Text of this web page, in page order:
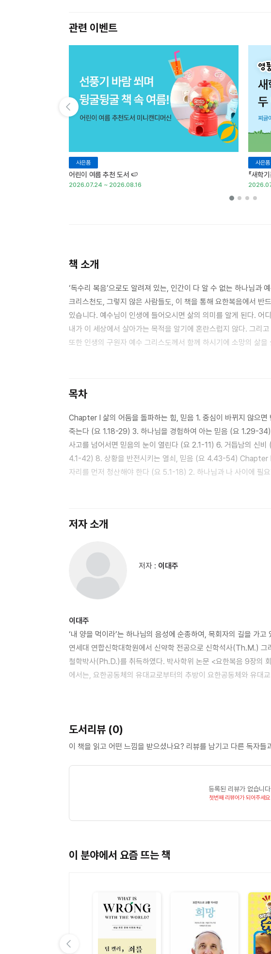
관련 이벤트
사은품
어린이 여름 추천 도서 🍉
2026.07.24 ~ 2026.08.16
사은품
『새학
책 소개
‘독수리 복음’으로도 알려져 있는, 인간이 다 알 수 없는 하나님과
크리스천도, 그렇지 않은 사람들도, 이 책을 통해 요한복음에서 반
있습니다. 예수님이 인생에 들어오시면 삶의 의미를 알게 된다. 어디로부터 왔다가 어디로 가야 할지를 알게 된다.
내가 이 세상에서 살아가는 목적을 알기에 혼란스럽지 않다. 그리
또한 인생의 구원자 예수 그리스도께서 함께 하시기에 소망의 삶
가지고 사는 것에 대하여, 누군가는 현실 도피라고 비난할 수 있
목차
Chapter Ⅰ 삶의 어둠을 돌파하는 힘, 믿음 1. 중심이 바뀌지 않으
죽는다 (요 1.18-29) 3. 하나님을 경험하여 아는 믿음 (요 1.29-
사고를 넘어서면 믿음의 눈이 열린다 (요 2.1-11) 6. 거듭남의 신
4.1-42) 8. 상황을 반전시키는 열쇠, 믿음 (요 4.43-54) Chapter Ⅱ 먹어보지 않고 맛을 알 수 있겠는가? 1. 내
자리를 먼저 청산해야 한다 (요 5.1-18) 2. 하나님과 나 사이에
물고기 두 마리로도 살 수 있다 (요 6.1-15) 4. 내가 모르는 그것,
목마름, 이렇게 해결하라 (요 7.37-39) 6. 참 믿음은 무엇으로 증
살리는 생명 음성 (요 10.1-18) 2. 폭풍 능력의 원동력 (요 10.31-
하나님 방식으로 승부하라 (요 18.1-40) 6. 좁은 길을 걸으면서도,
저자 소개
저자 : 이대주
이대주
‘내 양을 먹이라’는 하나님의 음성에 순종하여, 목회자의 길을 가
연세대 연합신학대학원에서 신약학 전공으로 신학석사(Th.M.) 그
철학박사(Ph.D.)를 취득하였다. 박사학위 논문 <요한복음 9장의
에서는, 요한공동체의 유대교로부터의 추방이 요한공동체와 유대
세 논쟁들을 재구성함으로써 요한공동체의 추방에 대한 새로운
안수를 받았다. 현재는 천호동성결교회 부목사로 사역하면서, KT
도서리뷰 (0)
이 책을 읽고 어떤 느낌을 받으셨나요? 리뷰를 남기고 다른 독자들
등록된 리뷰가 없습니다
첫번째 리뷰어가 되어주세요
이 분야에서 요즘 뜨는 책